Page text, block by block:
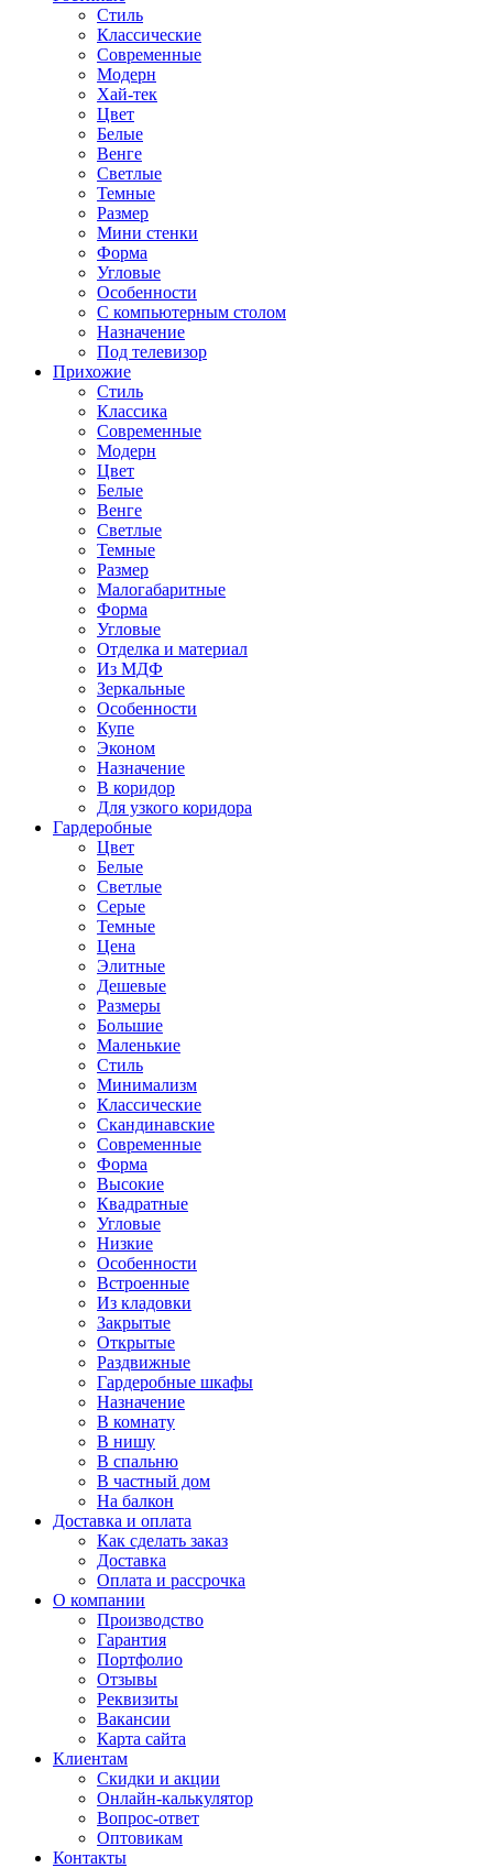
Стиль
Классические
Современные
Модерн
Хай-тек
Цвет
Белые
Венге
Светлые
Темные
Размер
Мини стенки
Форма
Угловые
Особенности
С компьютерным столом
Назначение
Под телевизор
Прихожие
Стиль
Классика
Современные
Модерн
Цвет
Белые
Венге
Светлые
Темные
Размер
Малогабаритные
Форма
Угловые
Отделка и материал
Из МДФ
Зеркальные
Особенности
Купе
Эконом
Назначение
В коридор
Для узкого коридора
Гардеробные
Цвет
Белые
Светлые
Серые
Темные
Цена
Элитные
Дешевые
Размеры
Большие
Маленькие
Стиль
Минимализм
Классические
Скандинавские
Современные
Форма
Высокие
Квадратные
Угловые
Низкие
Особенности
Встроенные
Из кладовки
Закрытые
Открытые
Раздвижные
Гардеробные шкафы
Назначение
В комнату
В нишу
В спальню
В частный дом
На балкон
Доставка и оплата
Как сделать заказ
Доставка
Оплата и рассрочка
О компании
Производство
Гарантия
Портфолио
Отзывы
Реквизиты
Вакансии
Карта сайта
Клиентам
Скидки и акции
Онлайн-калькулятор
Вопрос-ответ
Оптовикам
Контакты